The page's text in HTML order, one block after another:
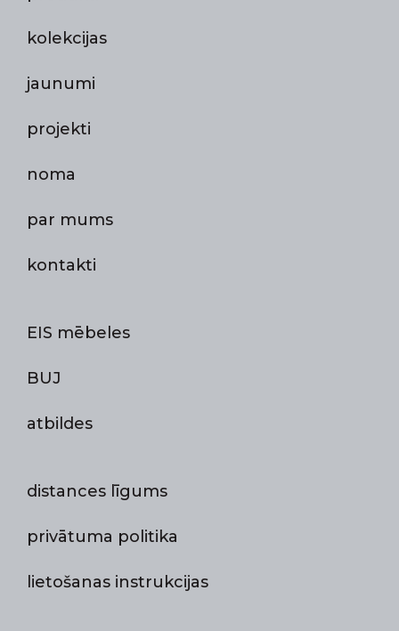
kolekcijas
jaunumi
projekti
noma
par mums
kontakti
EIS mēbeles
BUJ
atbildes
distances līgums
privātuma politika
lietošanas instrukcijas